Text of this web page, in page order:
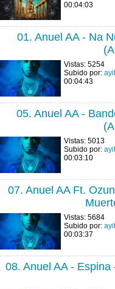
00:04:03
01. Anuel AA - Na
Vistas: 5254
Subido por:
00:04:43
05. Anuel AA -
Vistas: 5013
Subido por:
00:03:10
07. Anuel AA Ft.
Vistas: 5684
Subido por:
00:03:37
08. Anuel AA -